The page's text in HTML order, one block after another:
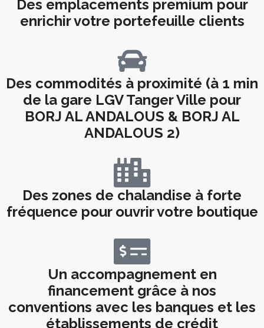
Des emplacements premium pour
enrichir votre portefeuille clients
Des commodités à proximité (à 1 min
de la gare LGV Tanger Ville pour
BORJ AL ANDALOUS & BORJ AL
ANDALOUS 2)
Des zones de chalandise à forte
fréquence pour ouvrir votre boutique
Un accompagnement en
financement grâce à nos
conventions avec les banques et les
établissements de crédit